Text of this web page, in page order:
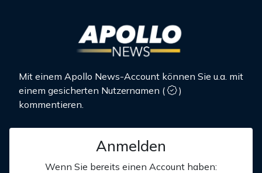
Mit einem Apollo News-Account können Sie u.a. mit
einem gesicherten Nutzernamen (
)
kommentieren.
Anmelden
Wenn Sie bereits einen Account haben: